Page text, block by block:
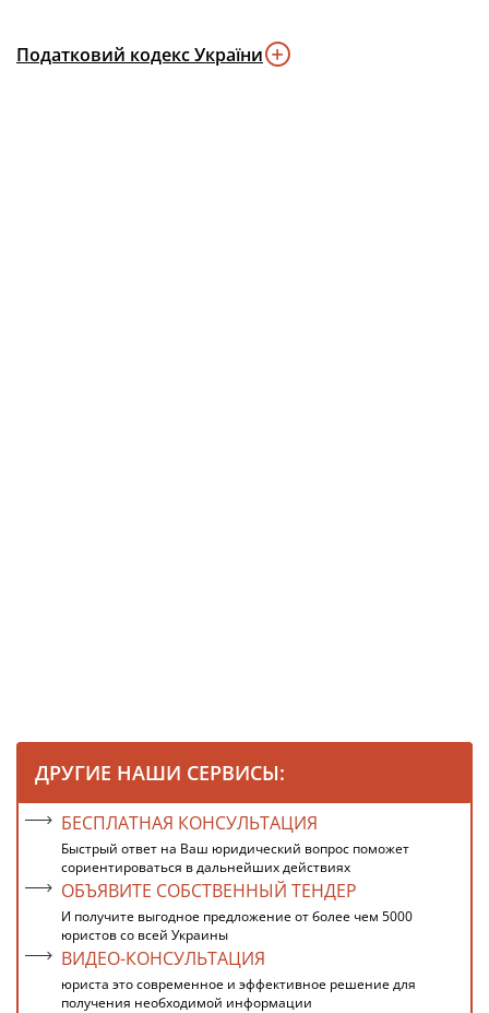
Податковий кодекс України
ДРУГИЕ НАШИ СЕРВИСЫ:
БЕСПЛАТНАЯ КОНСУЛЬТАЦИЯ
Быстрый ответ на Ваш юридический вопрос поможет
сориентироваться в дальнейших действиях
ОБЪЯВИТЕ СОБСТВЕННЫЙ ТЕНДЕР
И получите выгодное предложение от более чем 5000
юристов со всей Украины
ВИДЕО-КОНСУЛЬТАЦИЯ
юриста это современное и эффективное решение для
получения необходимой информации